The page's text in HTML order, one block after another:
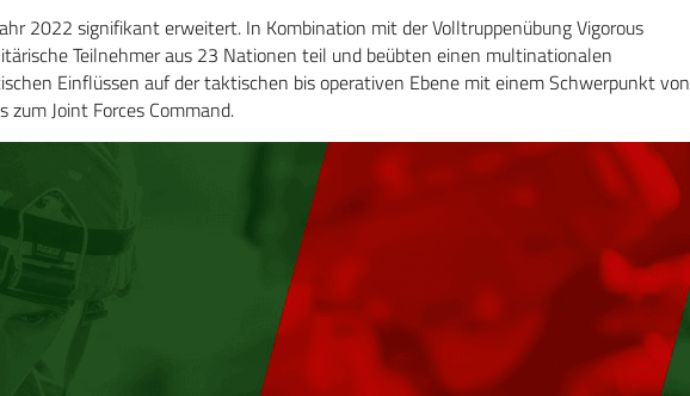
2022 signifikant erweitert. In Kombination mit der Volltruppenübung Vigorous
Teilnehmer aus 23 Nationen teil und beübten einen multinationalen
Einflüssen auf der taktischen bis operativen Ebene mit einem Schwerpunkt von
Joint Forces Command.